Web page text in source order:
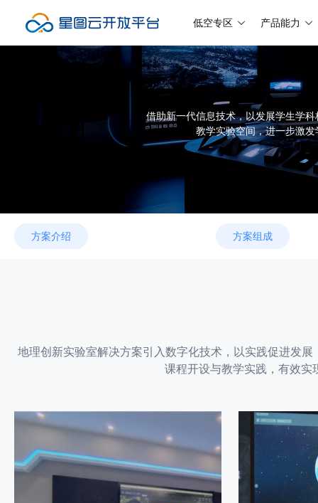
低空专区 产品能力
借助新一代信息技术，以发展学生学
教学实验空间，进一步激
方案介绍 方案组成
地理创新实验室解决方案引入数字化技术，以实践促进发
课程开设与教学实践，有效